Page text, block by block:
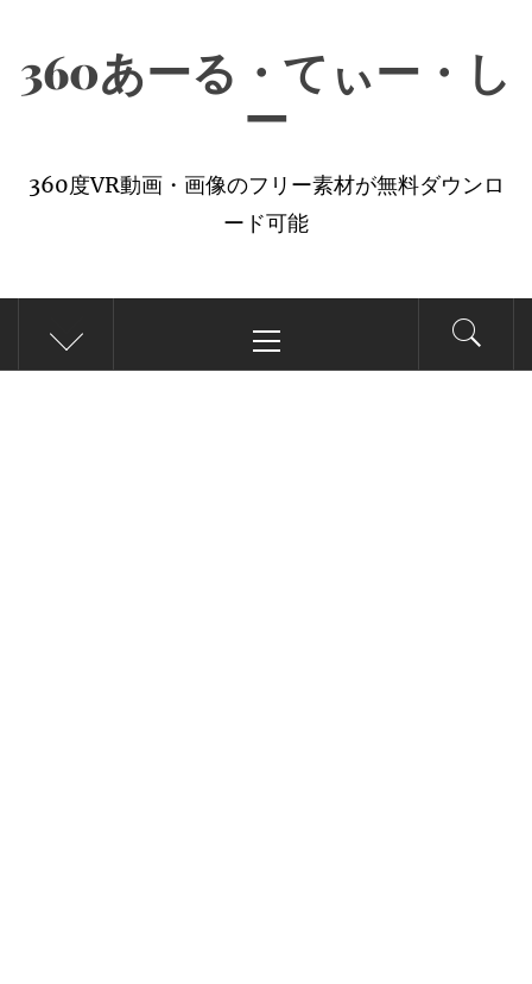
360あーる・てぃー・し
ー
360度VR動画・画像のフリー素材が無料ダウンロ
ード可能
イ
ン